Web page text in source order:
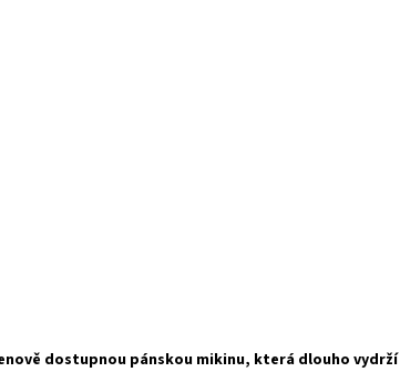
dostupnou pánskou mikinu, která dlouho